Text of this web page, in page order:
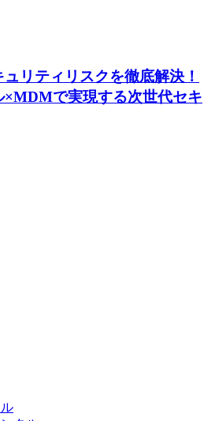
リティリスクを徹底解決！
×MDMで実現する次世代セキ